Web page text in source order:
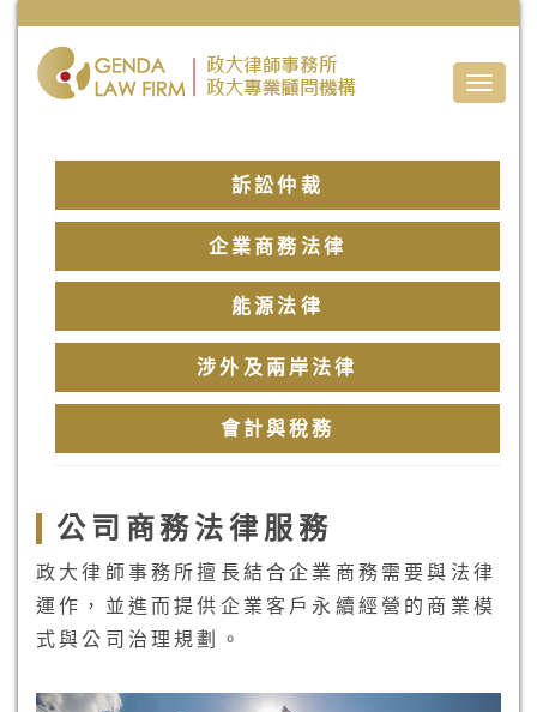
Toggle
訴訟仲裁
企業商務法律
能源法律
涉外及兩岸法律
會計與稅務
公司商務法律服務
政大律師事務所擅長結合企業商務需要與法律
運作，並進而提供企業客戶永續經營的商業模
式與公司治理規劃。